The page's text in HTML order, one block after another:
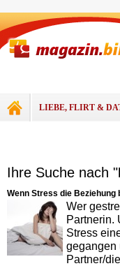
LIEBE, FLIRT &
Ihre Suche nach "
Wenn Stress die Beziehung
Wer
Partnerin.
Stress
gegangen
Partner/